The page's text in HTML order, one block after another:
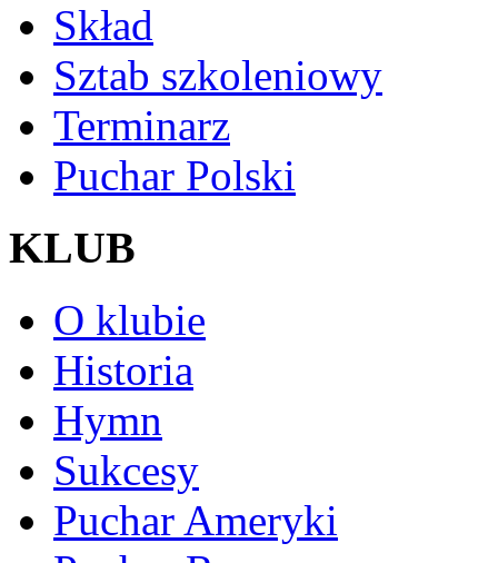
Skład
Sztab szkoleniowy
Terminarz
Puchar Polski
KLUB
O klubie
Historia
Hymn
Sukcesy
Puchar Ameryki